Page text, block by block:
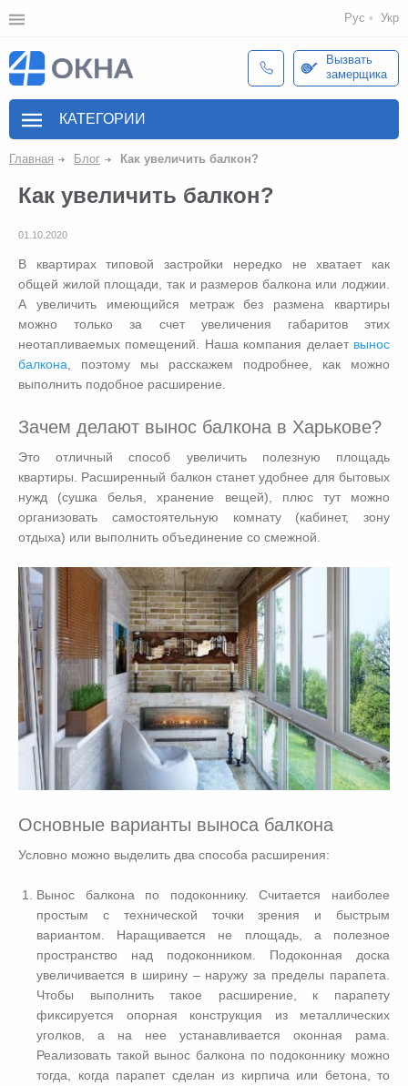
Рус Укр
Вызвать
замерщика
КАТЕГОРИИ
Главная Блог Как увеличить балкон?
Как увеличить балкон?
01.10.2020
В квартирах типовой застройки нередко не хватает как
общей жилой площади, так и размеров балкона или лоджии.
А увеличить имеющийся метраж без размена квартиры
можно только за счет увеличения габаритов этих
неотапливаемых помещений. Наша компания делает вынос
балкона , поэтому мы расскажем подробнее, как можно
выполнить подобное расширение.
Зачем делают вынос балкона в Харькове?
Это отличный способ увеличить полезную площадь
квартиры. Расширенный балкон станет удобнее для бытовых
нужд (сушка белья, хранение вещей), плюс тут можно
организовать самостоятельную комнату (кабинет, зону
отдыха) или выполнить объединение со смежной.
Основные варианты выноса балкона
Условно можно выделить два способа расширения:
Вынос балкона по подоконнику. Считается наиболее
простым с технической точки зрения и быстрым
вариантом. Наращивается не площадь, а полезное
пространство над подоконником. Подоконная доска
увеличивается в ширину – наружу за пределы парапета.
Чтобы выполнить такое расширение, к парапету
фиксируется опорная конструкция из металлических
уголков, а на нее устанавливается оконная рама.
Реализовать такой вынос балкона по подоконнику можно
тогда, когда парапет сделан из кирпича или бетона, то